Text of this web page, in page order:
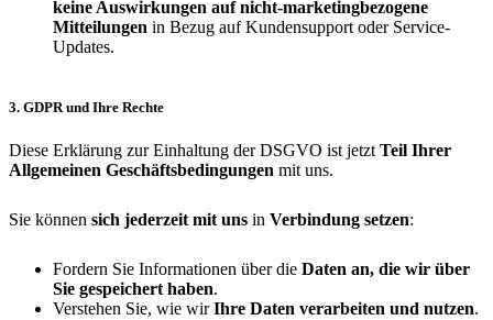
keine Auswirkungen auf nicht-marketingbezogene
Mitteilungen in Bezug auf Kundensupport oder Service-
Updates.
3. GDPR und Ihre Rechte
Diese Erklärung zur Einhaltung der DSGVO ist jetzt Teil Ihrer
Allgemeinen Geschäftsbedingungen mit uns.
Sie können sich jederzeit mit uns in Verbindung setzen:
Fordern Sie Informationen über die Daten an, die wir über
Sie gespeichert haben.
Verstehen Sie, wie wirIhre Daten verarbeiten und nutzen.